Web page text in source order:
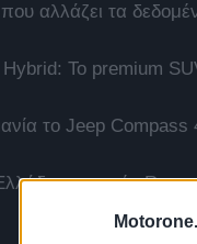
αλλάζει τα
Το premium
το Jeep Compass
με το νέο